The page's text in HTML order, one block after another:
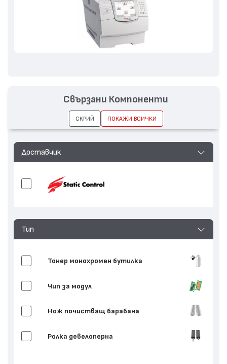
Доставчик
Тип
Тонер монохромен бутилка
Чип за модул
Нож почистващ барабана
Ролка девелоперна
Свързани Компоненти
СКРИЙ ПОКАЖИ ВСИЧКИ